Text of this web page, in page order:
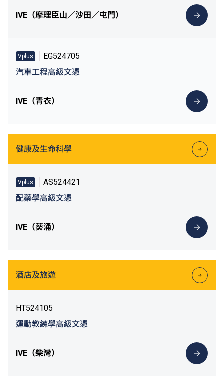
IVE（摩理臣山／沙田／屯門）
Vplus
EG524705
汽車工程高級文憑
IVE（青衣）
健康及生命科學
Vplus
AS524421
配藥學高級文憑
IVE（葵涌）
酒店及旅遊
HT524105
運動教練學高級文憑
IVE（柴灣）